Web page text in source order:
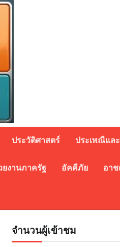
ประวัติศาสตร์ ประเพณีแล
ยงานภาครัฐ อัคคีภัย อา
จำนวนผู้เข้าชม